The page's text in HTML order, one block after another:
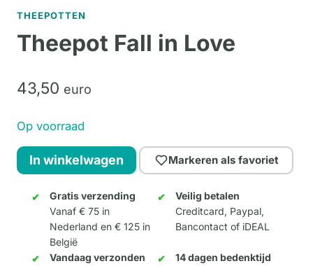
THEEPOTTEN
Theepot Fall in Love
43,50 euro
Op voorraad
Theepot
Fall
aantal
In winkelwagen Markeren als favoriet
Gratis verzending
Vanaf € 75 in
Nederland en € 125 in
België
Veilig betalen
Creditcard, Paypal,
Bancontact of iDEAL
Vandaag verzonden
14 dagen bedenktijd